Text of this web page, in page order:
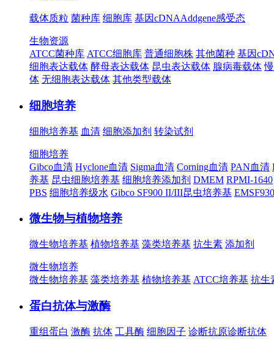
载体质粒 菌种库 细胞库 基因cDNAAddgene感受态
生物资源
ATCC菌种库 ATCC细胞库 普通细胞株 其他菌种 基因
细胞表达载体 酵母表达载体 昆虫表达载体 腺病毒载体
体 无细胞表达载体 其他类型载体
细胞培养
细胞培养基 血清 细胞添加剂 转染试剂
细胞培养
Gibco血清 Hyclone血清 Sigma血清 Corning血清 PAN血清
养基 昆虫细胞培养基 细胞培养添加剂 DMEM RPMI-1640
PBS 细胞培养级水 Gibco SF900 II/III昆虫培养基
微生物与植物培养
微生物培养基 植物培养基 藻类培养基 抗生素 添加剂
微生物培养
微生物培养基 藻类培养基 植物培养基 ATCC培养基 抗生
蛋白抗体与激酶
重组蛋白 激酶 抗体 工具酶 细胞因子 诊断抗原诊断抗体